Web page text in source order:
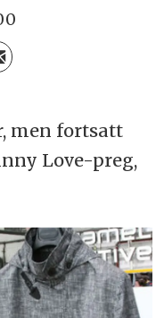
men fortsatt
Love-preg,